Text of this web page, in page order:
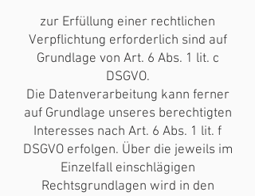
zur Erfüllung einer rechtlichen
Verpflichtung erforderlich sind auf
Grundlage von Art. 6 Abs. 1 lit. c
DSGVO.
Die Datenverarbeitung kann ferner
auf Grundlage unseres berechtigten
Interesses nach Art. 6 Abs. 1 lit. f
DSGVO erfolgen. Über die jeweils im
Einzelfall einschlägigen
Rechtsgrundlagen wird in den